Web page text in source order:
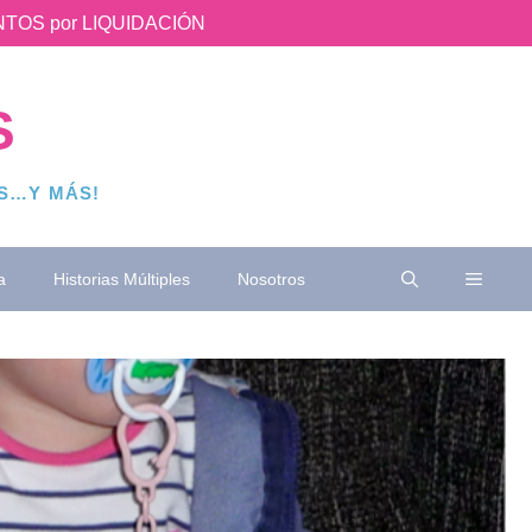
por LIQUIDACIÓN
MÁS!
Historias Múltiples Nosotros